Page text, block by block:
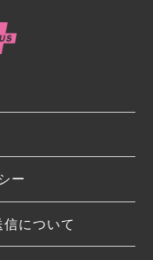
ー
について